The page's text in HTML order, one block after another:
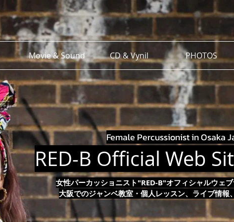
Movie & Sound CD & Vynil PHOTOS
Female Percussionist in Osaka
RED-B Official Web
女性パーカッショニスト"RED-B"オフィシャルウェブ
大阪でのジャンベ教室・個人レッスン、ライブ情報